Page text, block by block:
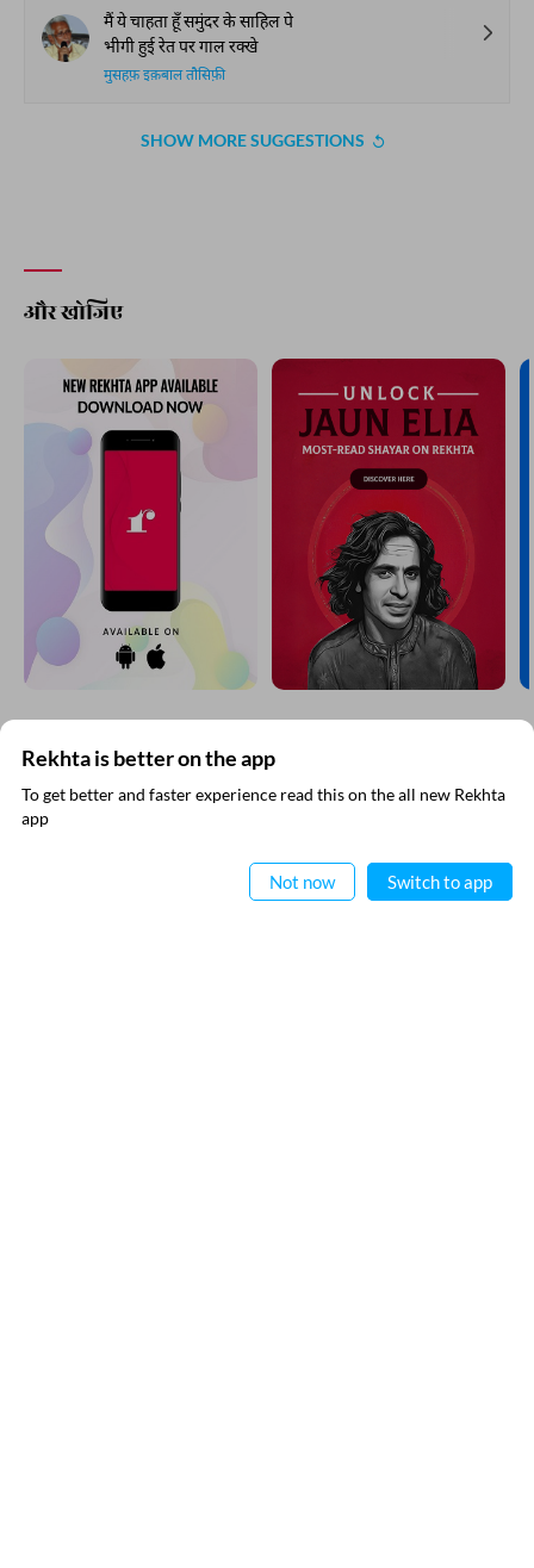
मैं ये चाहता हूँ समुंदर के साहिल पे
भीगी हुई रेत पर गाल रक्खे
मुसहफ़ इक़बाल तौसिफ़ी
SHOW MORE SUGGESTIONS
और खोजिए
रेख़्ता न्यूज़लेटर सबस्क्राइब कीजिए
नई जानकारियाँ प्राप्त करने के लिए रेख़्ता न्यूज़ लेटर सब्स्क्राइब कीजिए
Rekhta is better on the app
To get better and faster experience read this on the all new Rekhta
app
Not now Switch to app